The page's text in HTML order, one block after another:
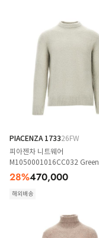
PIACENZA 173326FW
피아젠차 니트웨어
M1050001016CC032 Green
28%470,000
해외배송